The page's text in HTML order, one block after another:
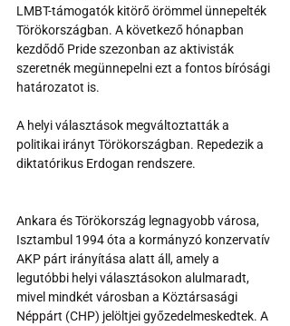
LMBT-támogatók kitörő örömmel ünnepelték
Törökországban. A következő hónapban
kezdődő Pride szezonban az aktivisták
szeretnék megünnepelni ezt a fontos bírósági
határozatot is.
A helyi választások megváltoztatták a
politikai irányt Törökországban. Repedezik a
diktatórikus Erdogan rendszere.
Ankara és Törökország legnagyobb városa,
Isztambul 1994 óta a kormányzó konzervatív
AKP párt irányítása alatt áll, amely a
legutóbbi helyi választásokon alulmaradt,
mivel mindkét városban a Köztársasági
Néppárt (CHP) jelöltjei győzedelmeskedtek. A